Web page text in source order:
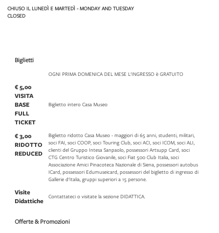
CHIUSO IL LUNEDÌ E MARTEDÌ - MONDAY AND TUESDAY
CLOSED
Biglietti
OGNI PRIMA DOMENICA DEL MESE L'INGRESSO è GRATUITO
€ 5,00
VISITA
BASE
FULL
TICKET
Biglietto intero Casa Museo
€ 3,00
RIDOTTO
REDUCED
Biglietto ridotto Casa Museo - maggiori di 65 anni, studenti, militari,
soci FAI, soci COOP, soci Touring Club, soci ACI, soci ICOM, soci ALI,
clienti del Gruppo Intesa Sanpaolo, possessori Artsupp Card, soci
CTG Centro Turistico Giovanile, soci Fiat 500 Club Italia, soci
Associazione Amici Pinacoteca Nazionale di Siena, possessori autobus
ICard, possessori Edumuseicard, possessori del biglietto di ingresso di
Gallerie d'Italia, gruppi superiori a 15 persone.
Visite
Didattiche
Contattateci o visitate la sezione DIDATTICA.
Offerte & Promozioni